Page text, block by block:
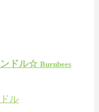
ンドル☆ Burnbees
ル